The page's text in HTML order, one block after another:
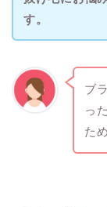
す。
ブ
っ
た